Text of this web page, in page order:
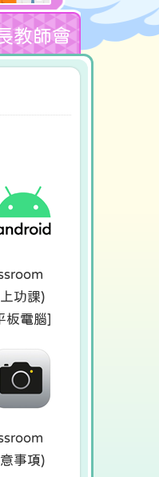
教師會
功課)
板電腦]
事項)